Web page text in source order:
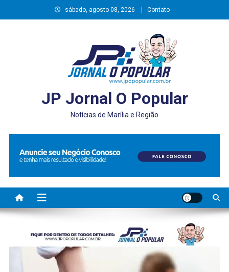
to
sábado, agosto 08, 2026 Contato
JP Jornal O Popular
Notícias de Marília e Região